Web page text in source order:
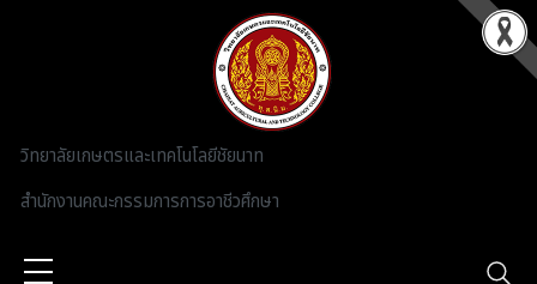
วิทยาลัยเกษตรและเทคโนโลยีชัยนาท
สำนักงานคณะกรรมการการอาชีวศึกษา